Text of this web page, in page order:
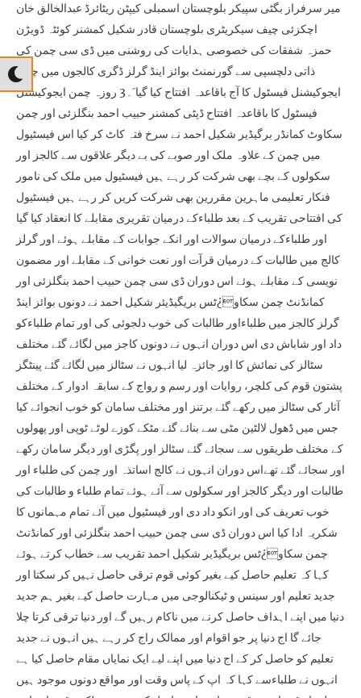
میر سرفراز بگٹی سپیکر بلوچستان اسمبلی کیپٹن ریٹائرڈ عبدالخالق خان
اچکزئی چیف سیکریٹری بلوچستان قادر شکیل کمشنر کوئٹہ ڈویڑن
حمزہ شفقات کی خصوصی ہدایات کی روشنی میں ڈی سی چمن کی
ذاتی دلچسپی سے گورنمنٹ بوائز اینڈ گرلز ڈگری کالجوں میں چمن
ایجوکیشنل فیسٹول کا آج باقاعدہ افتتاح کیا گیا َ۔3 روزہ چمن ایجوکیشنل
فیسٹول کا باقاعدہ افتتاح ڈپٹی کمشنر حبیب احمد بنگلزئی اور چمن
سکاوٹ کمانڈر برگیڈیر شکیل احمد نے سرخ فتہ کاٹ کر کیا اس فیسٹیول
میں چمن کے علاوہ ملک اور صوبے کی بے دیگر علاقوں سے کالجز اور
سکولوں کے بچے بھی شرکت کر رہے ہیں فیسٹیول میں ملک کی نامور
فنکار تعلیمی ماہرین مقررین بھی شرکت کریں کر رہے ہیں فیسٹیول
کی افتتاحی تقریب کے بعد طلباءکے درمیان تقریری مقابلے کا انعقاد کیا گیا
اور طلباءکے درمیان سوالات اور انکے جوابات کے مقابلے ہوئے اور گرلز
کالج میں طالبات کے درمیان قرآت اور نعت خوانی کے مقابلے اور مضمون
نویسی کے مقابلے ہوئے اس دوران ڈی سی چمن حبیب احمد بنگلزئی اور
کمانڈنٹ چمن سکاو¿ٹس بریگیڈیئر شکیل احمد نے دونوں بوائز اینڈ
گرلز کالجز میں طلباءاور طالبات کی خوب دلجوئی کی اور تمام طلباءکو
داد اور شاباش دی اس دوران انہوں نے دونوں کاجز میں لگائے گئے مختلف
سٹالز کی نمائش کا اور جائزہ لیا انہوں نے سٹالز میں لگائے گئے پینٹگز
پشتون قوم کی کلچر، روایات اور رسم و رواج کے سابقہ ادوار کے مختلف
آثار کی سٹالز میں رکھے گئے برتنز اور مختلف سامان کو خوب انجوائے کیا
جس میں ڈھول لالٹین مٹی سے بنائے گئے مٹکے کوزے لوٹے ٹوپی اور پھولوں
کے مختلف طریقوں سے سجائے گئے سٹالز اور پگڑی اور دیگر سامان رکھے
اور سجائے گئے تھےاس دوران انہوں نے کالج اساتذہ اور چمن کی طلباء اور
طالبات اور دیگر کالجز اور سکولوں سے آئے ہوئے تمام طلباء و طالبات کی
خوب تعریف کی اور انکو داد دی اور فیسٹیول میں آئے تمام مہمانوں کا
شکریہ ادا کیا اس دوران ڈی سی چمن حبیب احمد بنگلزئی اور کمانڈنٹ
چمن سکاو¿ٹس بریگیڈیر شکیل احمد تقریب سے خطاب کرتے ہوئے
کہا کہ تعلیم حاصل کیے بغیر کوئی قوم ترقی حاصل نہیں کر سکتا اور
جدید تعلیم اور سینس و ٹیکنالوجی میں مہارت حاصل کیے بغیر ہم جدید
دنیا میں اپنے اہداف حاصل کرنے میں ناکام رہیں گے اور دنیا ترقی کرتا چلا
جائے گا اج دنیا پر جو اقوام اور ممالک راج کر رہے ہیں انہوں نے جدید
تعلیم کو حاصل کر کے اج دنیا میں اپنے لیے ایک نمایاں مقام حاصل کیا ہے
انہوں نے طلباءسے کہا کہ اپ کے پاس وقت اور مواقع دونوں موجود ہیں